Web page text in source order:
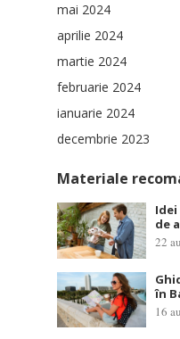
mai 2024
aprilie 2024
martie 2024
februarie 2024
ianuarie 2024
decembrie 2023
Materiale
de
22
în
16